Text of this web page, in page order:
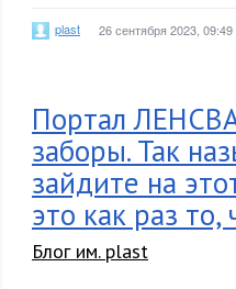
plast 26 сентября 2023, 09:49
Портал
заборы. Так
зайдите на
это как раз
Блог им. plast